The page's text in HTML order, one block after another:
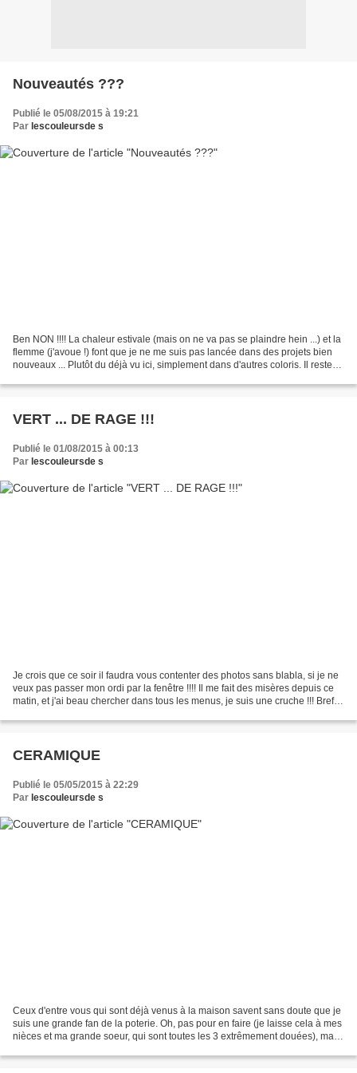
Nouveautés ???
Publié le 05/08/2015 à 19:21
Par lescouleursde s
Ben NON !!!! La chaleur estivale (mais on ne va pas se plaindre hein ...) et la
flemme (j'avoue !) font que je ne me suis pas lancée dans des projets bien
nouveaux ... Plutôt du déjà vu ici, simplement dans d'autres coloris. Il reste
VERT ... DE RAGE !!!
Publié le 01/08/2015 à 00:13
Par lescouleursde s
Je crois que ce soir il faudra vous contenter des photos sans blabla, si je ne
veux pas passer mon ordi par la fenêtre !!!! Il me fait des misères depuis ce
matin, et j'ai beau chercher dans tous les menus, je suis une cruche !!! Bref,
CERAMIQUE
Publié le 05/05/2015 à 22:29
Par lescouleursde s
Ceux d'entre vous qui sont déjà venus à la maison savent sans doute que je
suis une grande fan de la poterie. Oh, pas pour en faire (je laisse cela à mes
nièces et ma grande soeur, qui sont toutes les 3 extrêmement douées), mais